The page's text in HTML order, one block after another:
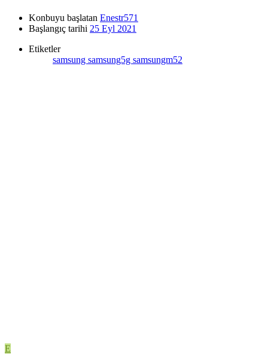
Konbuyu başlatan Enestr571
Başlangıç tarihi 25 Eyl 2021
Etiketler
samsung samsung5g samsungm52
E